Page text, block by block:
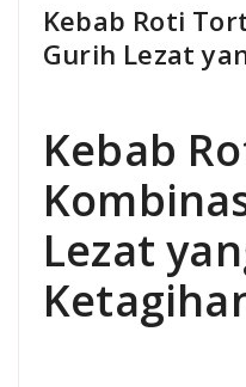
Kebab Roti
Gurih Lezat
Kebab
Lezat